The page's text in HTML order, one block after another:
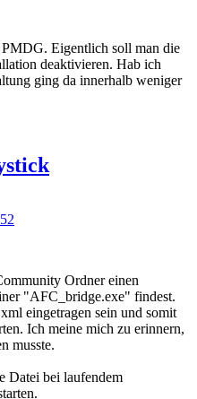
Eigentlich soll man die
deaktivieren. Hab ich
ging da innerhalb weniger
Ordner einen
"AFC_bridge.exe" findest.
eingetragen sein und somit
Ich meine mich zu erinnern,
musste.
Datei bei laufendem